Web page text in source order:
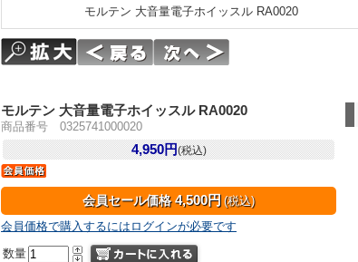
モルテン 大音量電子ホイッスル RA0020
モルテン 大音量電子ホイッスル RA0020
商品番号 0325741000020
4,950円(税込)
会員セール価格 4,500円 (税込)
会員価格で購入するにはログインが必要です
数量